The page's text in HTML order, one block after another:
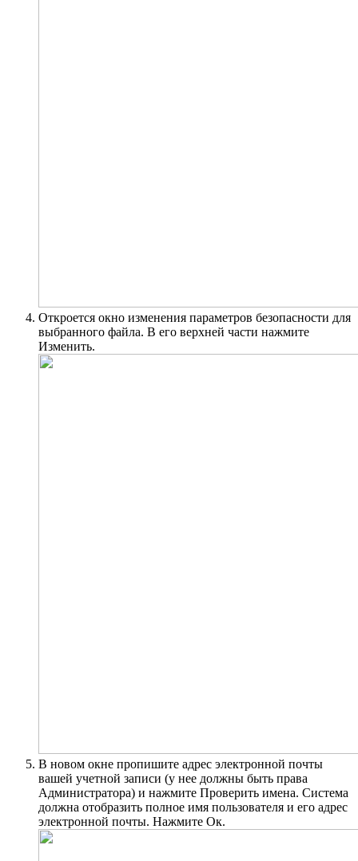
Откроется окно изменения параметров безопасности для
выбранного файла. В его верхней части нажмите
Изменить.
В новом окне пропишите адрес электронной почты
вашей учетной записи (у нее должны быть права
Администратора) и нажмите Проверить имена. Система
должна отобразить полное имя пользователя и его адрес
электронной почты. Нажмите Ок.